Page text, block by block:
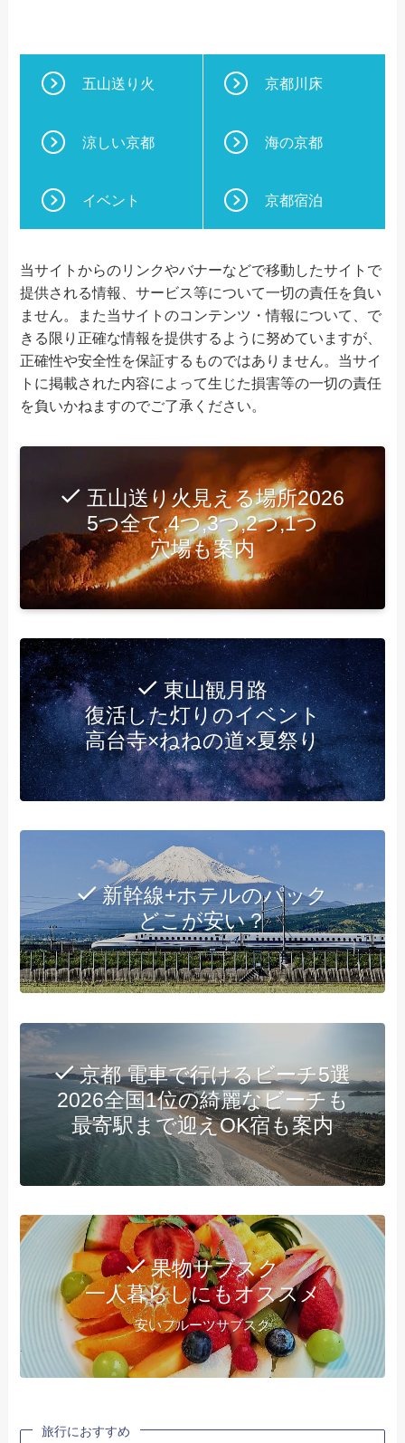
五山送り火 京都川床
涼しい京都 海の京都
イベント 京都宿泊
当サイトからのリンクやバナーなどで移動したサイトで
提供される情報、サービス等について一切の責任を負い
ません。また当サイトのコンテンツ・情報について、で
きる限り正確な情報を提供するように努めていますが、
正確性や安全性を保証するものではありません。当サイ
トに掲載された内容によって生じた損害等の一切の責任
を負いかねますのでご了承ください。
五山送り火見える場所2026
5つ全て,4つ,3つ,2つ,1つ
穴場も案内
東山観月路
復活した灯りのイベント
高台寺×ねねの道×夏祭り
新幹線+ホテルのパック
どこが安い？
京都 電車で行けるビーチ5選
2026全国1位の綺麗なビーチも
最寄駅まで迎えOK宿も案内
果物サブスク
一人暮らしにもオススメ
安いフルーツサブスク
旅行におすすめ